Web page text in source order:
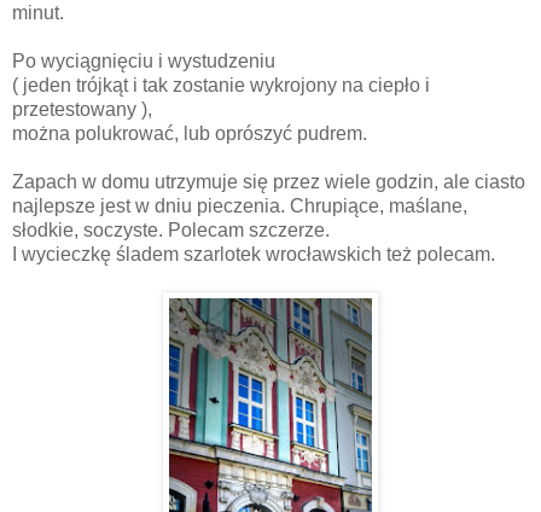
minut.
Po wyciągnięciu i wystudzeniu
( jeden trójkąt i tak zostanie wykrojony na ciepło i
przetestowany ),
można polukrować, lub oprószyć pudrem.
Zapach w domu utrzymuje się przez wiele godzin, ale ciasto
najlepsze jest w dniu pieczenia. Chrupiące, maślane,
słodkie, soczyste. Polecam szczerze.
I wycieczkę śladem szarlotek wrocławskich też polecam.